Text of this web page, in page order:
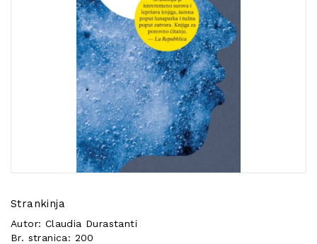
Strankinja
Autor: Claudia Durastanti
Br. stranica: 200